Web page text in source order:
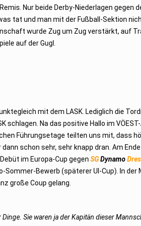
Nur beide Derby-Niederlagen gegen
tat und man mit der Fußball-Sektion
wurde Zug um Zug verstärkt, auf
auf der Gugl.
mit dem LASK. Lediglich die
schlagen. Na das positive Hallo im
Führungsetage teilten uns mit, dass
schon sehr, sehr knapp dran. Am
im Europa-Cup gegenSGDynamo
Bewerb (späterer UI-Cup). In
große Coup gelang.
Sie waren ja der Kapitän dieser